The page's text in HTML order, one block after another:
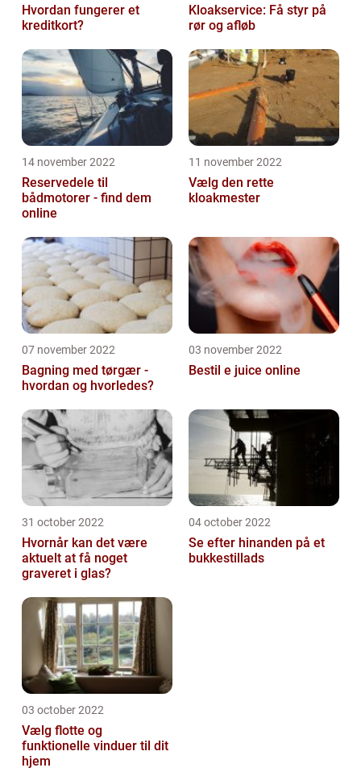
Hvordan fungerer et
kreditkort?
Kloakservice: Få styr på
rør og afløb
14 november 2022
Reservedele til
bådmotorer - find dem
online
11 november 2022
Vælg den rette
kloakmester
07 november 2022
Bagning med tørgær -
hvordan og hvorledes?
03 november 2022
Bestil e juice online
31 october 2022
Hvornår kan det være
aktuelt at få noget
graveret i glas?
04 october 2022
Se efter hinanden på et
bukkestillads
03 october 2022
Vælg flotte og
funktionelle vinduer til dit
hjem